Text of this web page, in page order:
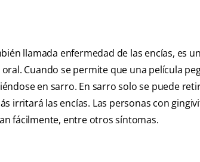
llamada enfermedad de las encías, es
Cuando se permite que una película
en sarro. En sarro solo se puede
irritará las encías. Las personas con
fácilmente, entre otros síntomas.